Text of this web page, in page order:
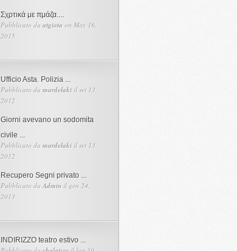
Σχρτικά με πμάζα....
Pubblicato da atgiota on May 16,
2015
Ufficio Asta. Polizia ...
Pubblicato da mardelaki il set 13,
2012
Giorni avevano un sodomita
civile ...
Pubblicato da mardelaki il set 13,
2012
Recupero Segni privato ...
Pubblicato daAdmin il gen 24,
2013
INDIRIZZO teatro estivo ...